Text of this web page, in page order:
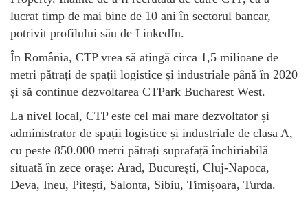
lucrat timp de mai bine de 10 ani în sectorul bancar,
potrivit profilului său de LinkedIn.
În România, CTP vrea să atingă circa 1,5 milioane de
metri pătrați de spații logistice și industriale până în 2020
și să continue dezvoltarea CTPark Bucharest West.
La nivel local, CTP este cel mai mare dezvoltator și
administrator de spații logistice și industriale de clasa A,
cu peste 850.000 metri pătrați suprafață închiriabilă
situată în zece orașe: Arad, București, Cluj-Napoca,
Deva, Ineu, Pitești, Salonta, Sibiu, Timișoara, Turda.